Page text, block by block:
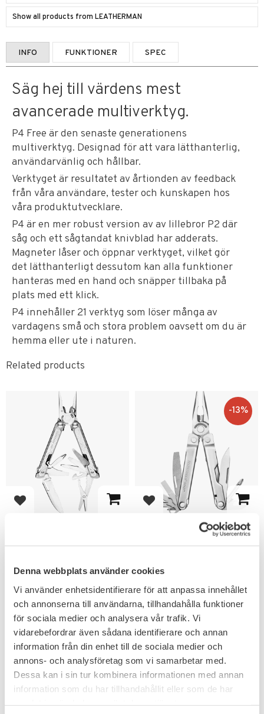
Denna webbplats använder cookies
Vi använder enhetsidentifierare för att anpassa innehållet
och annonserna till användarna, tillhandahålla funktioner
för sociala medier och analysera vår trafik. Vi
vidarebefordrar även sådana identifierare och annan
information från din enhet till de sociala medier och
annons- och analysföretag som vi samarbetar med.
Dessa kan i sin tur kombinera informationen med annan
information som du har tillhandahållit eller som de har
Show all products from LEATHERMAN
INFO FUNKTIONER SPEC
Säg hej till värdens mest
avancerade multiverktyg.
P4 Free är den senaste generationens
multiverktyg. Designad för att vara lätthanterlig,
användarvänlig och hållbar.
Verktyget är resultatet av årtionden av feedback
från våra användare, tester och kunskapen hos
våra produktutvecklare.
P4 är en mer robust version av av lillebror P2 där
såg och ett sågtandat knivblad har adderats.
Magneter låser och öppnar verktyget, vilket gör
det lätthanterligt dessutom kan alla funktioner
hanteras med en hand och snäpper tillbaka på
plats med ett klick.
P4 innehåller 21 verktyg som löser många av
vardagens små och stora problem oavsett om du är
hemma eller ute i naturen.
Related products
Add to favorites
1 996 KR
Add to favorites
Leatherman Bond
1 039
13%
FAVORITE